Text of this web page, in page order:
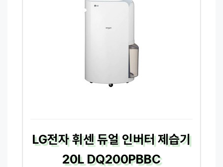
LG전자 휘센 듀얼 인버터 제습기
20L DQ200PBBC